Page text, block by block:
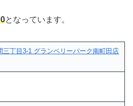
となっています。
三丁目3-1 グランベリーパーク南町田店